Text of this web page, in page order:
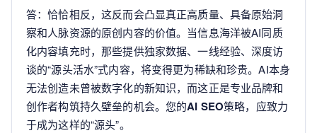
答：恰恰相反，这反而会凸显真正高质量、具备原始洞
察和人脉资源的原创内容的价值。当信息海洋被AI同质
化内容填充时，那些提供独家数据、一线经验、深度访
谈的“源头活水”式内容，将变得更为稀缺和珍贵。AI本身
无法创造未曾被数字化的新知识，而这正是专业品牌和
创作者构筑持久壁垒的机会。您的AI SEO策略，应致力
于成为这样的“源头”。